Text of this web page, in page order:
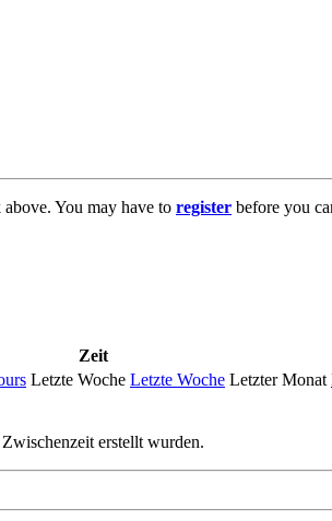
You may have to register before you
Zeit
Letzte Woche Letzte Woche Letzter Monat
erstellt wurden.